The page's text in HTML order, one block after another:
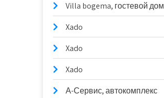
Villa bogema, гостевой дом
Xado
Xado
Xado
А-Сервис, автокомплекс